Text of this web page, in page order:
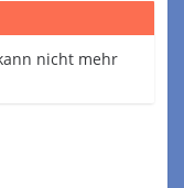
nicht mehr